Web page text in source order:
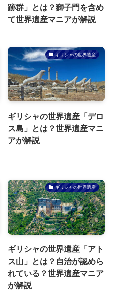
跡群」とは？獅子門を含め
て世界遺産マニアが解説
ギリシャの世界遺産
ギリシャの世界遺産「デロ
ス島」とは？世界遺産マニ
アが解説
ギリシャの世界遺産
ギリシャの世界遺産「アト
ス山」とは？自治が認めら
れている？世界遺産マニア
が解説